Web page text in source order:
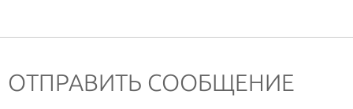
ОТПРАВИТЬ СООБЩЕНИЕ